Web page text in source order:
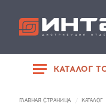
КАТАЛОГ
SPC-ЛАМИНАТ
ГЛАВНАЯ СТРАНИЦА КАТАЛОГ